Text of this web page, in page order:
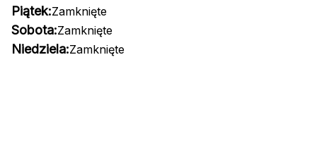
Piątek:Zamknięte
Sobota:Zamknięte
Niedziela:Zamknięte